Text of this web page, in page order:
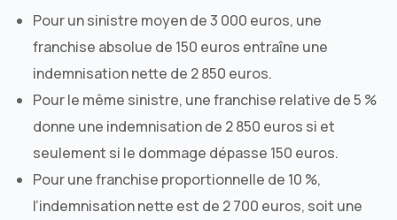
Pour un sinistre moyen de 3 000 euros, une
franchise absolue de 150 euros entraîne une
indemnisation nette de 2 850 euros.
Pour le même sinistre, une franchise relative de 5 %
donne une indemnisation de 2 850 euros si et
seulement si le dommage dépasse 150 euros.
Pour une franchise proportionnelle de 10 %,
l’indemnisation nette est de 2 700 euros, soit une